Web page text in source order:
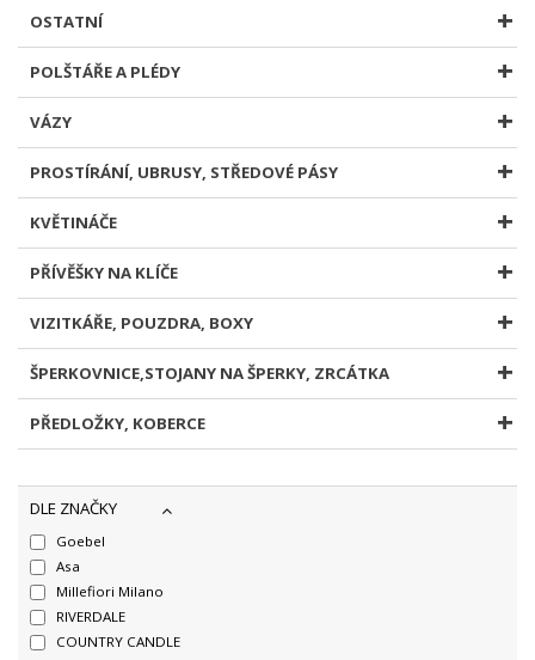
OSTATNÍ
POLŠTÁŘE A PLÉDY
VÁZY
PROSTÍRÁNÍ, UBRUSY, STŘEDOVÉ PÁSY
KVĚTINÁČE
PŘÍVĚŠKY NA KLÍČE
VIZITKÁŘE, POUZDRA, BOXY
ŠPERKOVNICE,STOJANY NA ŠPERKY, ZRCÁTKA
PŘEDLOŽKY, KOBERCE
DLE ZNAČKY
Goebel
Asa
Millefiori Milano
RIVERDALE
COUNTRY CANDLE